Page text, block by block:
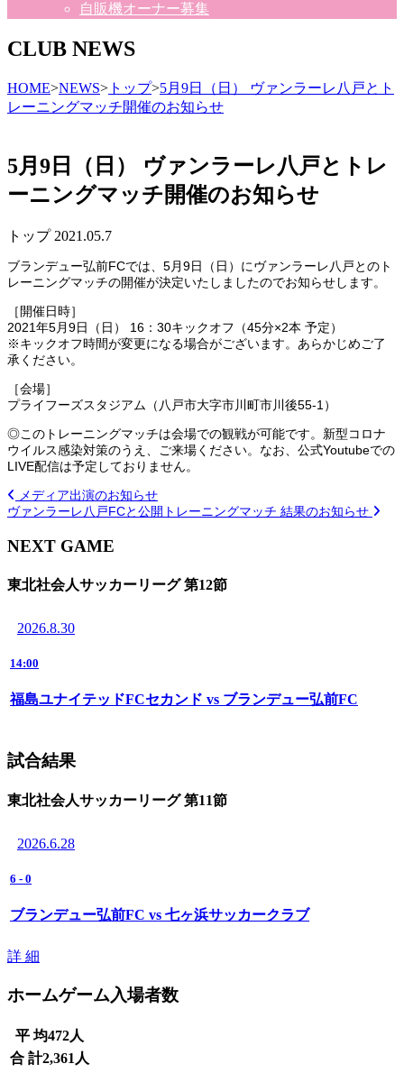
自販機オーナー募集
CLUB NEWS
HOME>NEWS> トップ>5月9日（日） ヴァンラーレ八戸とト
レーニングマッチ開催のお知らせ
5月9日（日） ヴァンラーレ八戸とトレ
ーニングマッチ開催のお知らせ
トップ 2021.05.7
ブランデュー弘前FCでは、5月9日（日）にヴァンラーレ八戸とのト
レーニングマッチの開催が決定いたしましたのでお知らせします。
［開催日時］
2021年5月9日（日） 16：30キックオフ（45分×2本 予定）
※キックオフ時間が変更になる場合がございます。あらかじめご了
承ください。
［会場］
プライフーズスタジアム（八戸市大字市川町市川後55-1）
◎このトレーニングマッチは会場での観戦が可能です。新型コロナ
ウイルス感染対策のうえ、ご来場ください。なお、公式Youtubeでの
LIVE配信は予定しておりません。
メディア出演のお知らせ
ヴァンラーレ八戸FCと公開トレーニングマッチ 結果のお知らせ
NEXT GAME
東北社会人サッカーリーグ 第12節
2026.8.30
14:00
福島ユナイテッドFCセカンド vs ブランデュー弘前FC
試合結果
東北社会人サッカーリーグ 第11節
2026.6.28
6 - 0
ブランデュー弘前FC vs 七ヶ浜サッカークラブ
詳 細
ホームゲーム入場者数
平 均472人
合 計2,361 人